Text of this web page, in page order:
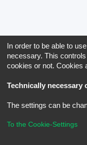
In order to be able to
necessary. This
cookies or not. Cookies
Technically necessary
The settings can be
To the Cookie-Settings